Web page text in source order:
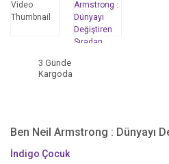
3 Günde
Kargoda
Ben Neil Armstrong : Dünyayı
İndigo Çocuk